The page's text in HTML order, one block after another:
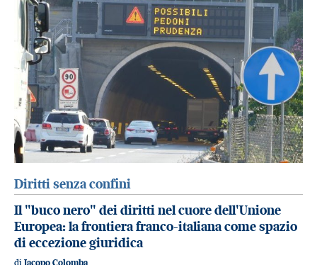
Diritti senza confini
Il "buco nero" dei diritti nel cuore dell'Unione
Europea: la frontiera franco-italiana come spazio
di eccezione giuridica
di Jacopo Colomba